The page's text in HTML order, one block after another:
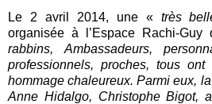
Le 2 avril 2014, une « très
organisée à l’Espace Rachi-Guy
rabbins, Ambassadeurs,
professionnels, proches, tous
hommage chaleureux. Parmi eux,
Anne Hidalgo, Christophe Bigot,